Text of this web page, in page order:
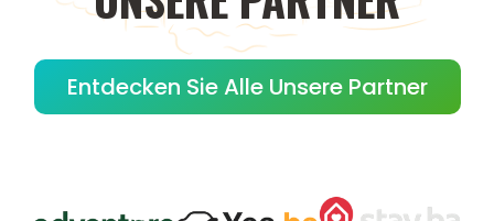
Entdecken Sie Alle Unsere Partner